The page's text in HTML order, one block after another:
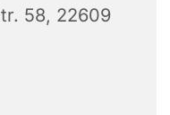
58, 22609